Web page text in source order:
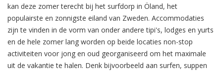
kan deze zomer terecht bij het surfdorp in Öland, het
populairste en zonnigste eiland van Zweden. Accommodaties
zijn te vinden in de vorm van onder andere tipi's, lodges en yurts
en de hele zomer lang worden op beide locaties non-stop
activiteiten voor jong en oud georganiseerd om het maximale
uit de vakantie te halen. Denk bijvoorbeeld aan surfen, suppen